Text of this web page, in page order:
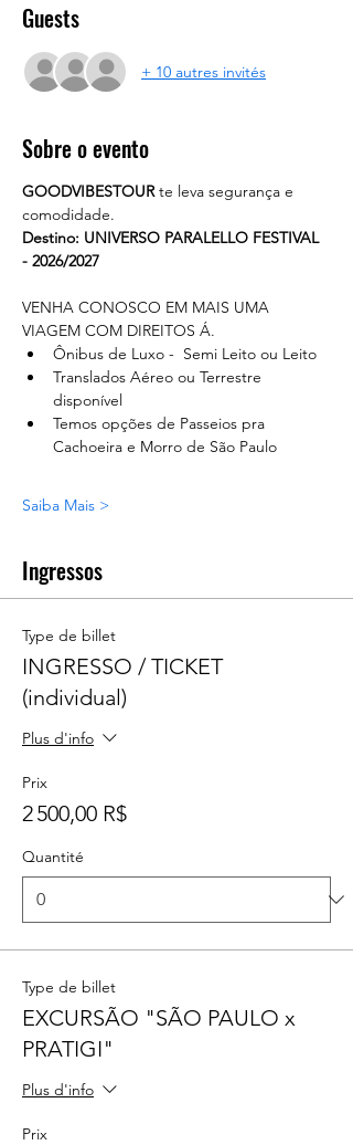
Guests
+ 10 autres invités
Sobre o evento
GOODVIBESTOUR te leva segurança e
comodidade.
Destino: UNIVERSO PARALELLO FESTIVAL
- 2026/2027
VENHA CONOSCO EM MAIS UMA
VIAGEM COM DIREITOS Á.
Ônibus de Luxo -  Semi Leito ou Leito
Translados Aéreo ou Terrestre
disponível
Temos opções de Passeios pra
Cachoeira e Morro de São Paulo
Saiba Mais >
Ingressos
Type de billet
INGRESSO / TICKET
(individual)
Plus d'info
Prix
2 500,00 R$
Quantité
Type de billet
EXCURSÃO "SÃO PAULO x
PRATIGI"
Plus d'info
Prix